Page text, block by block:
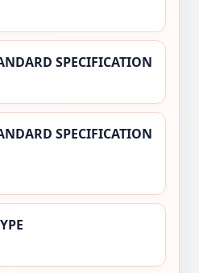
SPECIFICATION
SPECIFICATION